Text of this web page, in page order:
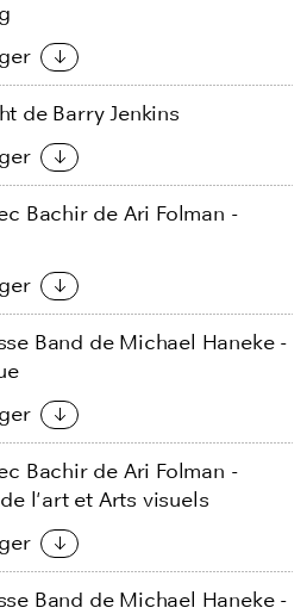
de Barry Jenkins
Bachir de Ari Folman -
Band de Michael Haneke -
Bachir de Ari Folman -
l'art et Arts visuels
Band de Michael Haneke -